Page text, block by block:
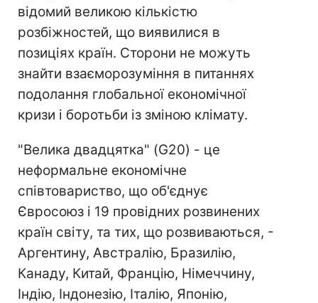
відомий великою кількістю
розбіжностей, що виявилися в
позиціях країн. Сторони не можуть
знайти взаєморозуміння в питаннях
подолання глобальної економічної
кризи і боротьби із зміною клімату.
"Велика двадцятка" (G20) - це
неформальне економічне
співтовариство, що об'єднує
Євросоюз і 19 провідних розвинених
країн світу, та тих, що розвиваються, -
Аргентину, Австралію, Бразилію,
Канаду, Китай, Францію, Німеччину,
Індію, Індонезію, Італію, Японію,